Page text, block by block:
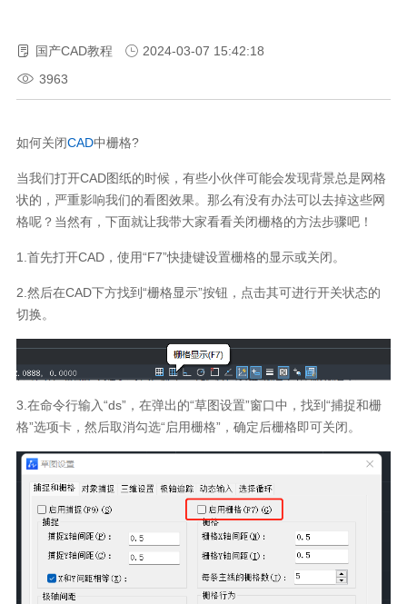
国产CAD教程
2024-03-07 15:42:18
3963
如何关闭CAD中栅格?
当我们打开CAD图纸的时候，有些小伙伴可能会发现背景总是网格
状的，严重影响我们的看图效果。那么有没有办法可以去掉这些网
格呢？当然有，下面就让我带大家看看关闭栅格的方法步骤吧！
1.首先打开CAD，使用“F7”快捷键设置栅格的显示或关闭。
2.然后在CAD下方找到“栅格显示”按钮，点击其可进行开关状态的
切换。
3.在命令行输入“ds”，在弹出的“草图设置”窗口中，找到“捕捉和栅
格”选项卡，然后取消勾选“启用栅格”，确定后栅格即可关闭。